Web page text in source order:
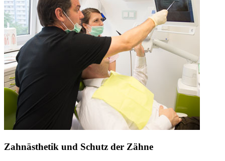
Zahnästhetik und Schutz der Zähne